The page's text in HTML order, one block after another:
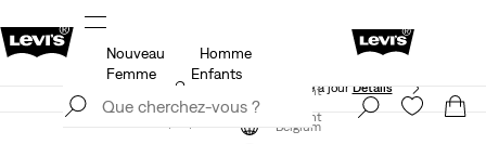
Politique de livraison et de retours Mise à jour
S'inscrire maintenant
Belgium
Nouveau
Homme
Femme
Enfants
Politique de livraison et de retours Mise à jour Détails
S'inscrire maintenant